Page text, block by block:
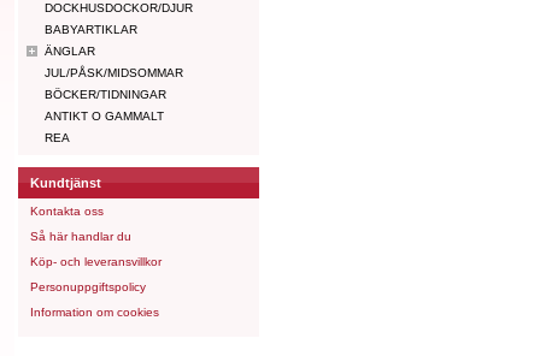
DOCKHUSDOCKOR/DJUR
BABYARTIKLAR
ÄNGLAR
JUL/PÅSK/MIDSOMMAR
BÖCKER/TIDNINGAR
ANTIKT O GAMMALT
REA
Kundtjänst
Kontakta oss
Så här handlar du
Köp- och leveransvillkor
Personuppgiftspolicy
Information om cookies